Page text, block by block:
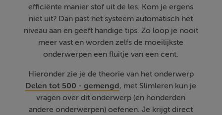
efficiënte manier stof uit de les. Kom je ergens
niet uit? Dan past het systeem automatisch het
niveau aan en geeft handige tips. Zo loop je nooit
meer vast en worden zelfs de moeilijkste
onderwerpen een fluitje van een cent.
Hieronder zie je de theorie van het onderwerp
Delen tot 500 - gemengd, met Slimleren kun je
vragen over dit onderwerp (en honderden
andere onderwerpen) oefenen. Je krijgt direct